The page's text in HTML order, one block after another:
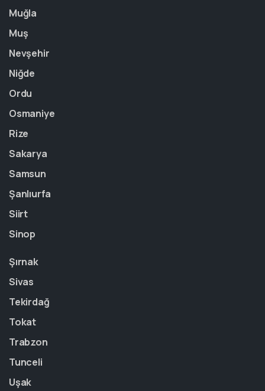
Muğla
Muş
Nevşehir
Niğde
Ordu
Osmaniye
Rize
Sakarya
Samsun
Şanlıurfa
Siirt
Sinop
Şırnak
Sivas
Tekirdağ
Tokat
Trabzon
Tunceli
Uşak